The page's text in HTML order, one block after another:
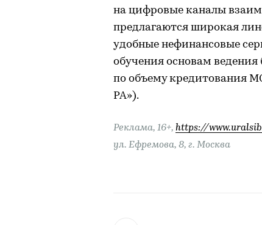
на цифровые каналы
предлагаются широкая
удобные нефинансовые
обучения основам ведения
по объему кредитования
РА»).
Реклама, 16+, https://
ул. Ефремова, 8, г. Москва